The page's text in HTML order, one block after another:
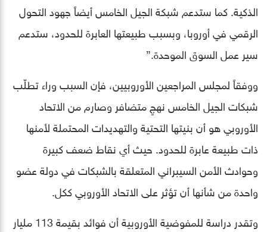
الذكية. كما ستدعم شبكة الجيل الخامس أيضاً جهود التحول
الرقمي في أوروبا، وبسبب طبيعتها العابرة للحدود، ستدعم
سير عمل السوق الموحدة.”
ووفقاً لمجلس المراجعين الأوروبيين، فإن السبب وراء تطلّب
شبكات الجيل الخامس نهجٍ متضافر وصارم من الاتحاد
الأوروبي هو أن بنيتها التحتية والتهديدات المحتملة لأمنها
ذات طبيعة عابرة للحدود. حيث أي نقاط ضعف كبيرة
وحوادث الأمن السيبراني المتعلقة بالشبكات في دولة عضو
واحدة من شأنها أن تؤثر على الاتحاد الأوروبي ككل.
وتقدر دراسة للمفوضية الأوروبية أن فوائد بقيمة 113 مليار